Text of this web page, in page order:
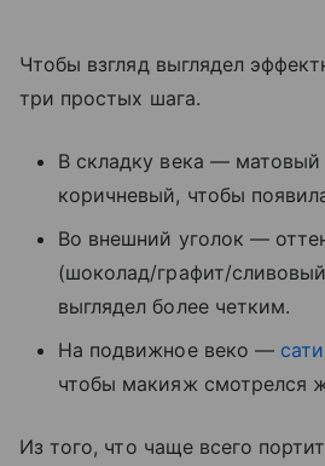
Чтобы взгляд выглядел
три простых шага.
В складку века — матовый
коричневый, чтобы
Во внешний уголок —
(шоколад/графит/
выглядел более четким.
На подвижное веко —
чтобы макияж смотрелся
Из того, что чаще всего